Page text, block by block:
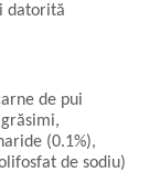
datorită
de pui
(0.1%),
de sodiu)